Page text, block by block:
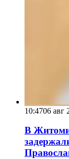
10:4706 авг
В